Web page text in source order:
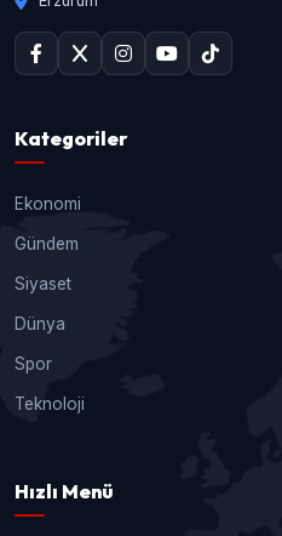
Kategoriler
Ekonomi
Gündem
Siyaset
Dünya
Spor
Teknoloji
Hızlı Menü